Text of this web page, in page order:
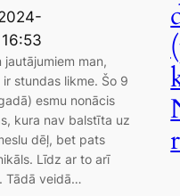
man,
stundas likme. Šo 9
esmu nonācis
kura nav balstīta uz
dēļ, bet pats
Līdz ar to arī
Tādā veidā…